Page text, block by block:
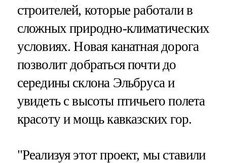
строителей, которые работали в
сложных природно-климатических
условиях. Новая канатная дорога
позволит добраться почти до
середины склона Эльбруса и
увидеть с высоты птичьего полета
красоту и мощь кавказских гор.
"Реализуя этот проект, мы ставили